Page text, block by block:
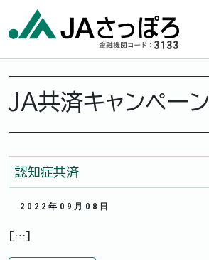
メインナビゲーション
JA共済キャンペーン
認知症共済
2022年09月08日
[…]